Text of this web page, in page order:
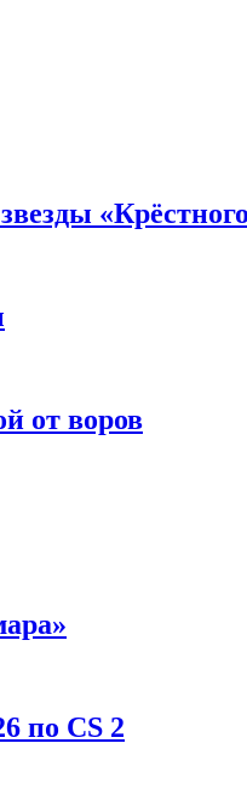
от воров
по CS 2